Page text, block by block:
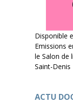
Disponible
Emissions
le Salon de
Saint-Denis
ACTU